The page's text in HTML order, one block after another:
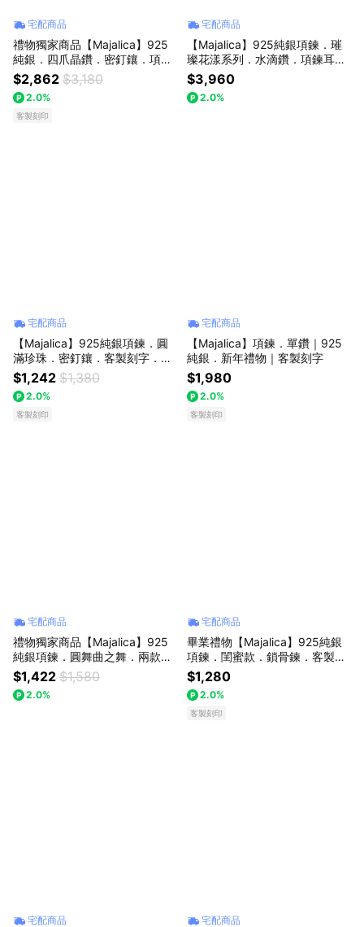
宅配商品
禮物獨家商品【Majalica】925
純銀．四爪晶鑽．密釘鑲．項鍊
耳環組．客製刻字
$2,862 $3,180
2.0%
客製刻印
宅配商品
【Majalica】925純銀項鍊．璀
璨花漾系列．水滴鑽．項鍊耳環
套組
$3,960
2.0%
宅配商品
【Majalica】925純銀項鍊．圓
滿珍珠．密釘鑲．客製刻字．母
親節推薦禮物
$1,242 $1,380
2.0%
客製刻印
宅配商品
【Majalica】項鍊．單鑽｜925
純銀．新年禮物｜客製刻字
$1,980
2.0%
客製刻印
宅配商品
禮物獨家商品【Majalica】925
純銀項鍊．圓舞曲之舞．兩款任
選
$1,422 $1,580
2.0%
宅配商品
畢業禮物【Majalica】925純銀
項鍊．閨蜜款．鎖骨鍊．客製刻
字
$1,280
2.0%
客製刻印
宅配商品 宅配商品